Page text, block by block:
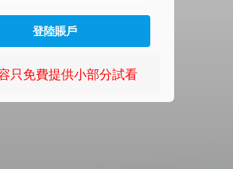
登陸賬戶
只免費提供小部分試看